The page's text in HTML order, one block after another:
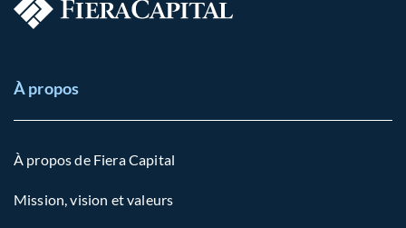
À propos
À propos de Fiera Capital
Mission, vision et valeurs